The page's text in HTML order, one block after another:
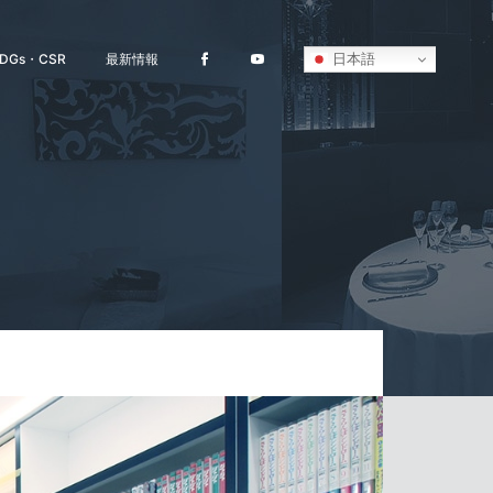
・CSR 最新情報 日本語